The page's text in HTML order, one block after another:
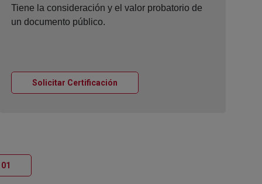
Tiene la consideración y el valor probatorio de
un documento público.
Solicitar Certificación